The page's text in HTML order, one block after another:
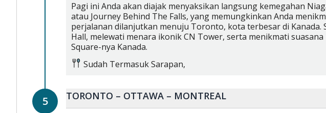
Pagi ini Anda akan diajak menyaksikan langsung kemegahan
atau Journey Behind The Falls, yang memungkinkan Anda
perjalanan dilanjutkan menuju Toronto, kota terbesar di
Hall, melewati menara ikonik CN Tower, serta menikmati
Square-nya Kanada.
Sudah TermasukSarapan,
5 TORONTO – OTTAWA – MONTREAL